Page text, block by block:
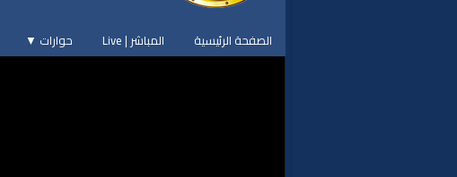
الصفحة الرئيسية المباشر | Live حوارات ▼